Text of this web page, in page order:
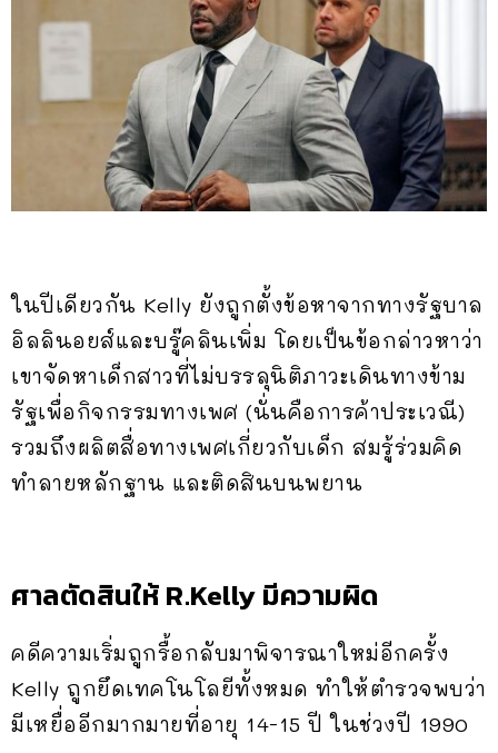
ในปีเดียวกัน Kelly ยังถูกตั้งข้อหาจากทางรัฐบาล
อิลลินอยส์และบรู๊คลินเพิ่ม โดยเป็นข้อกล่าวหาว่า
เขาจัดหาเด็กสาวที่ไม่บรรลุนิติภาวะเดินทางข้าม
รัฐเพื่อกิจกรรมทางเพศ (นั่นคือการค้าประเวณี)
รวมถึงผลิตสื่อทางเพศเกี่ยวกับเด็ก สมรู้ร่วมคิด
ทำลายหลักฐาน และติดสินบนพยาน
ศาลตัดสินให้ R.Kelly มีความผิด
คดีความเริ่มถูกรื้อกลับมาพิจารณาใหม่อีกครั้ง
Kelly ถูกยึดเทคโนโลยีทั้งหมด ทำให้ตำรวจพบว่า
มีเหยื่ออีกมากมายที่อายุ 14-15 ปี ในช่วงปี 1990